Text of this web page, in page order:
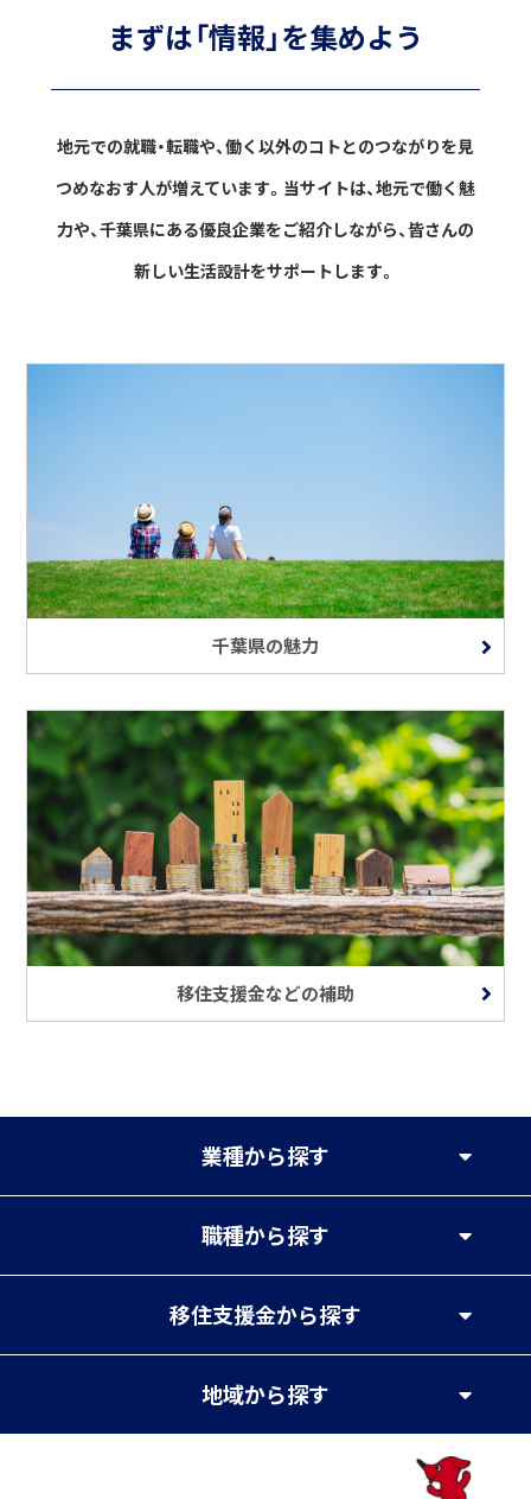
まずは「情報」を集めよう
地元での就職・転職や、働く以外のコトとのつながりを見
つめなおす人が増えています。 当サイトは、地元で働く魅
力や、千葉県にある優良企業をご紹介しながら、皆さんの
新しい生活設計をサポートします。
千葉県の魅力
移住支援金などの補助
業種から探す
職種から探す
移住支援金から探す
地域から探す